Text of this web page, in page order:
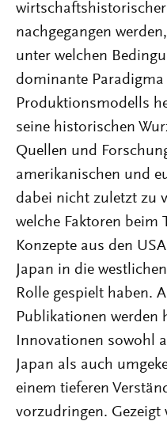
wirtschaftshistorischer
nachgegangen
unter welchen
dominante
Produktionsmodells
seine historischen
Quellen und
amerikanischen und
dabei nicht zuletzt zu
welche Faktoren beim
Konzepte aus den
Japan in die
Rolle gespielt haben.
Publikationen werden
Innovationen sowohl
Japan als auch
einem tieferen
vorzudringen. Gezeigt